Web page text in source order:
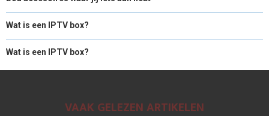
Wat is een IPTV box?
Wat is een IPTV box?
VAAK GELEZEN ARTIKELEN